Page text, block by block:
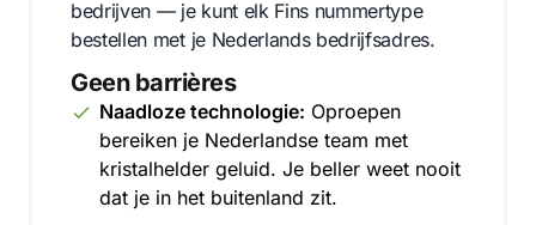
bedrijven — je kunt elk Fins nummertype
bestellen met je Nederlands bedrijfsadres.
Geen barrières
Naadloze technologie: Oproepen
bereiken je Nederlandse team met
kristalhelder geluid. Je beller weet nooit
dat je in het buitenland zit.